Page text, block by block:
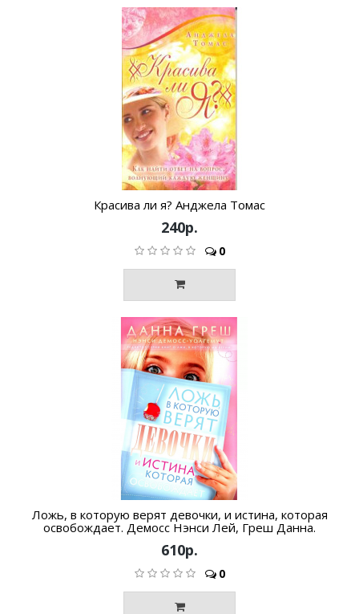
Красива ли я? Анджела Томас
240р.
0
Ложь, в которую верят девочки, и истина, которая
освобождает. Демосс Нэнси Лей, Греш Данна.
610р.
0